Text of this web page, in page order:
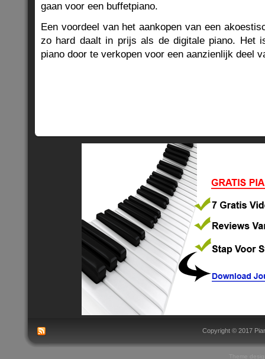
gaan voor een buffetpiano.
Een voordeel van het aankopen van een
zo hard daalt in prijs als de digitale piano. Het
piano door te verkopen voor een aanzienlijk deel
Copyright © 2017